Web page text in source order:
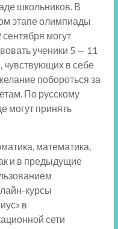
школьников. В
этапе олимпиады
сентября могут
ученики 5 — 11
чувствующих в себе
побороться за
По русскому
могут принять
математика,
и в предыдущие
курсы
в
сети